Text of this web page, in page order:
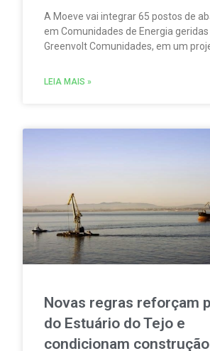
A Moeve vai integrar 65 postos de
em Comunidades de Energia geridas
Greenvolt Comunidades, em um
consumir e partilhar energia
LEIA MAIS »
Novas regras reforçam
do Estuário do Tejo e
condicionam